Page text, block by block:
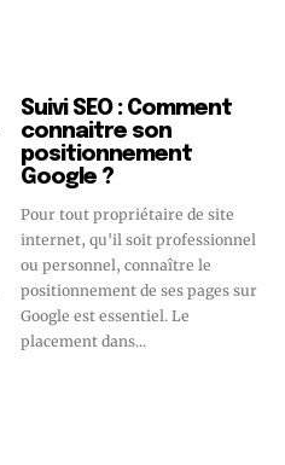
Suivi SEO : Comment
connaitre son
positionnement
Google ?
Pour tout propriétaire de site
internet, qu'il soit professionnel
ou personnel, connaître le
positionnement de ses pages sur
Google est essentiel. Le
placement dans...